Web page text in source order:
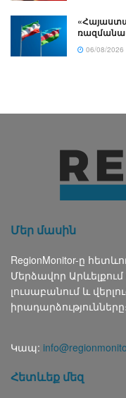
06/08/2026
Մեր մասին
RegionMonitor-ը
Մերձավոր
լուսաբանում և
իրադարձությունները։
Կապ:
Հետևեք մեզ